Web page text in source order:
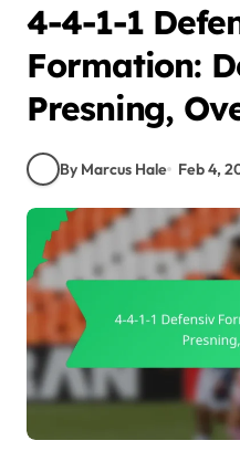
4-4-1-1
Formation:
Presning,
By Marcus Hale Feb 4,